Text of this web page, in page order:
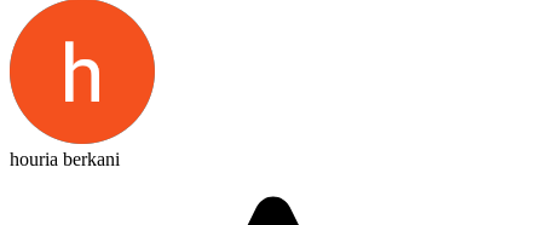
houria berkani